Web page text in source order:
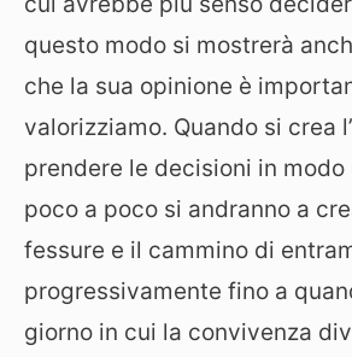
questo modo si mostrerà
che la sua opinione è
valorizziamo. Quando si crea
prendere le decisioni in modo
poco a poco si andranno a
fessure e il cammino di
progressivamente fino a
giorno in cui la convivenza